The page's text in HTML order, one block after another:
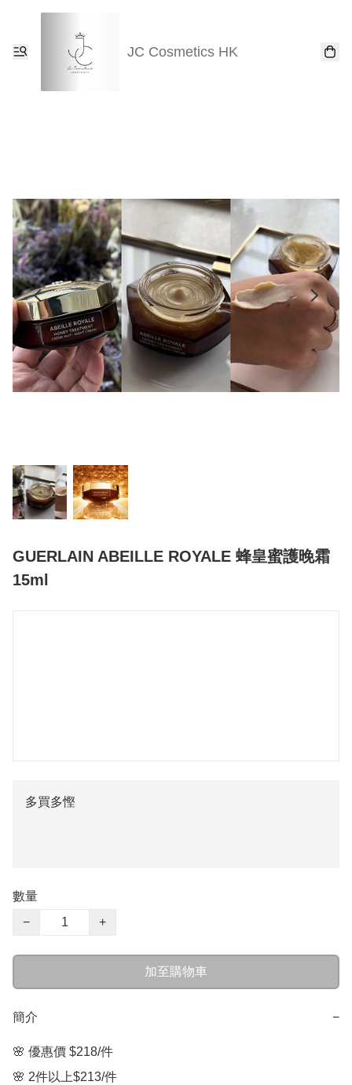
JC Cosmetics HK
GUERLAIN ABEILLE ROYALE 蜂皇蜜護晚霜
15ml
多買多慳
數量
−
+
加至購物車
簡介 −
🌸 優惠價 $218/件
🌸 2件以上$213/件